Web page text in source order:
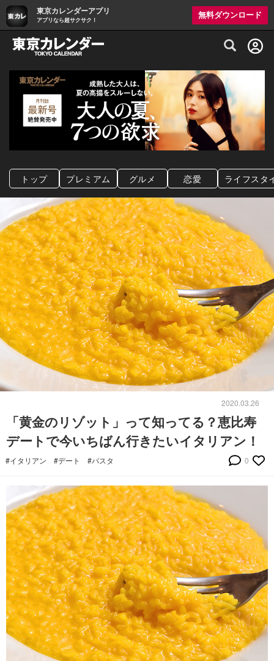
東京カレンダーアプリ
アプリなら超サクサク！
無料ダウンロード
グルメ情報・プレミアムレストラン予約
トップ プレミアム グルメ 恋愛 ライフスタ
2020.03.26
「黄金のリゾット」って知ってる？恵比寿
デートで今いちばん行きたいイタリアン！
#イタリアン #デート #パスタ 0